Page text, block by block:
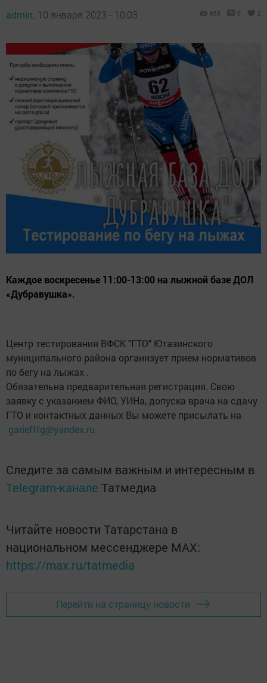
admin, 10 января 2023 - 10:03 663 0 2
Каждое воскресенье 11:00-13:00 на лыжной базе ДОЛ
«Дубравушка».
Центр тестирования ВФСК "ГТО" Ютазинского
муниципального района организует прием нормативов
по бегу на лыжах .
Обязательна предварительная регистрация. Свою
заявку с указанием ФИО, УИНа, допуска врача на сдачу
ГТО и контактных данных Вы можете присылать на
gariefffg@yandex.ru.
Следите за самым важным и интересным в
Telegram-канале Татмедиа
Читайте новости Татарстана в
национальном мессенджере MАХ:
https://max.ru/tatmedia
Перейти на страницу новости